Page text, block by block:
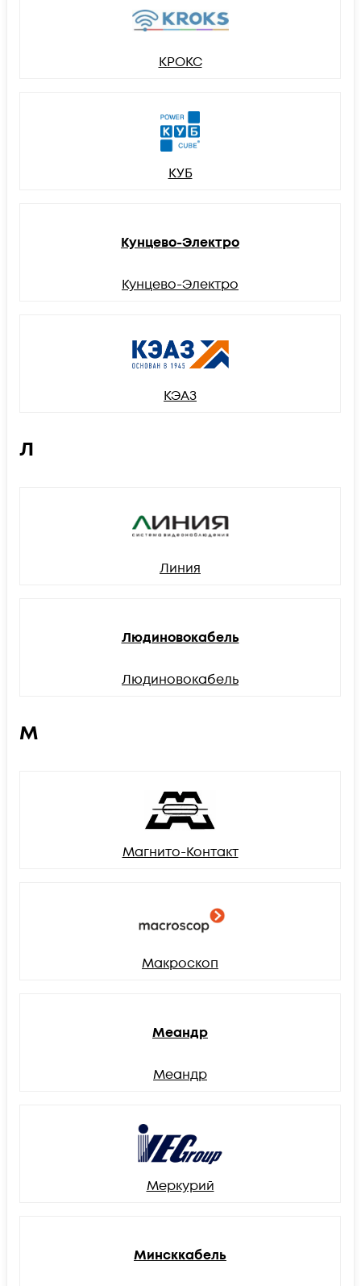
КРОКС
КУБ
Кунцево-Электро
Кунцево-Электро
КЭАЗ
Л
Линия
Людиновокабель
Людиновокабель
М
Магнито-Контакт
Макроскоп
Меандр
Меандр
Меркурий
Минсккабель